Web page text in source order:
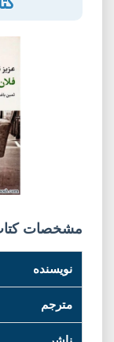
مشخصات
نویسنده
مترجم